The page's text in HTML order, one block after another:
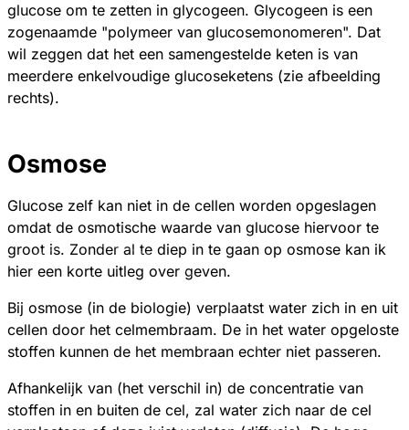
glucose om te zetten in glycogeen. Glycogeen is een
zogenaamde "polymeer van glucosemonomeren". Dat
wil zeggen dat het een samengestelde keten is van
meerdere enkelvoudige glucoseketens (zie afbeelding
rechts).
Osmose
Glucose zelf kan niet in de cellen worden opgeslagen
omdat de osmotische waarde van glucose hiervoor te
groot is. Zonder al te diep in te gaan op osmose kan ik
hier een korte uitleg over geven.
Bij osmose (in de biologie) verplaatst water zich in en uit
cellen door het celmembraam. De in het water opgeloste
stoffen kunnen de het membraan echter niet passeren.
Afhankelijk van (het verschil in) de concentratie van
stoffen in en buiten de cel, zal water zich naar de cel